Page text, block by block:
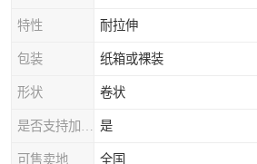
特性 耐拉伸
包装 纸箱或裸装
形状 卷状
是
可售卖地 全国